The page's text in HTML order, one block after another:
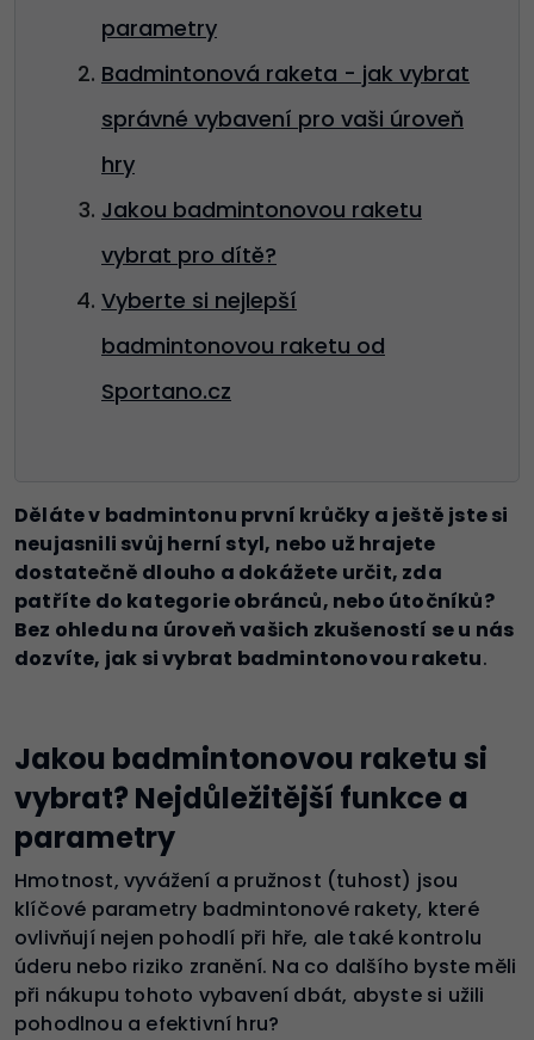
parametry
Badmintonová raketa - jak vybrat
správné vybavení pro vaši úroveň
hry
Jakou badmintonovou raketu
vybrat pro dítě?
Vyberte si nejlepší
badmintonovou raketu od
Sportano.cz
Děláte v badmintonu první krůčky a ještě jste si
neujasnili svůj herní styl, nebo už hrajete
dostatečně dlouho a dokážete určit, zda
patříte do kategorie obránců, nebo útočníků?
Bez ohledu na úroveň vašich zkušeností se u nás
dozvíte, jak si vybrat badmintonovou raketu.
Jakou badmintonovou raketu si
vybrat? Nejdůležitější funkce a
parametry
Hmotnost, vyvážení a pružnost (tuhost) jsou
klíčové parametry badmintonové rakety, které
ovlivňují nejen pohodlí při hře, ale také kontrolu
úderu nebo riziko zranění. Na co dalšího byste měli
při nákupu tohoto vybavení dbát, abyste si užili
pohodlnou a efektivní hru?